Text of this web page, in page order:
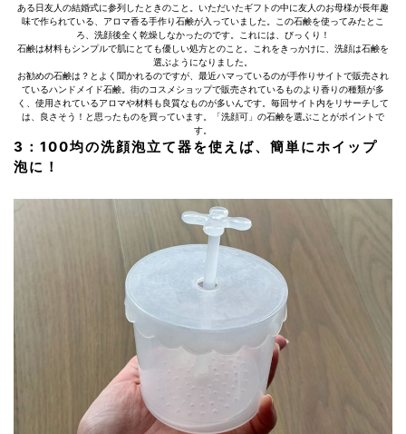
ある日友人の結婚式に参列したときのこと。いただいたギフトの中に友人のお母様が長年趣
味で作られている、アロマ香る手作り石鹸が入っていました。この石鹸を使ってみたとこ
ろ、洗顔後全く乾燥しなかったのです。これには、びっくり！
石鹸は材料もシンプルで肌にとても優しい処方とのこと。これをきっかけに、洗顔は石鹸を
選ぶようになりました。
お勧めの石鹸は？とよく聞かれるのですが、最近ハマっているのが手作りサイトで販売され
ているハンドメイド石鹸。街のコスメショップで販売されているものより香りの種類が多
く、使用されているアロマや材料も良質なものが多いんです。毎回サイト内をリサーチして
は、良さそう！と思ったものを買っています。「洗顔可」の石鹸を選ぶことがポイントで
す。
3：100均の洗顔泡立て器を使えば、簡単にホイップ
泡に！